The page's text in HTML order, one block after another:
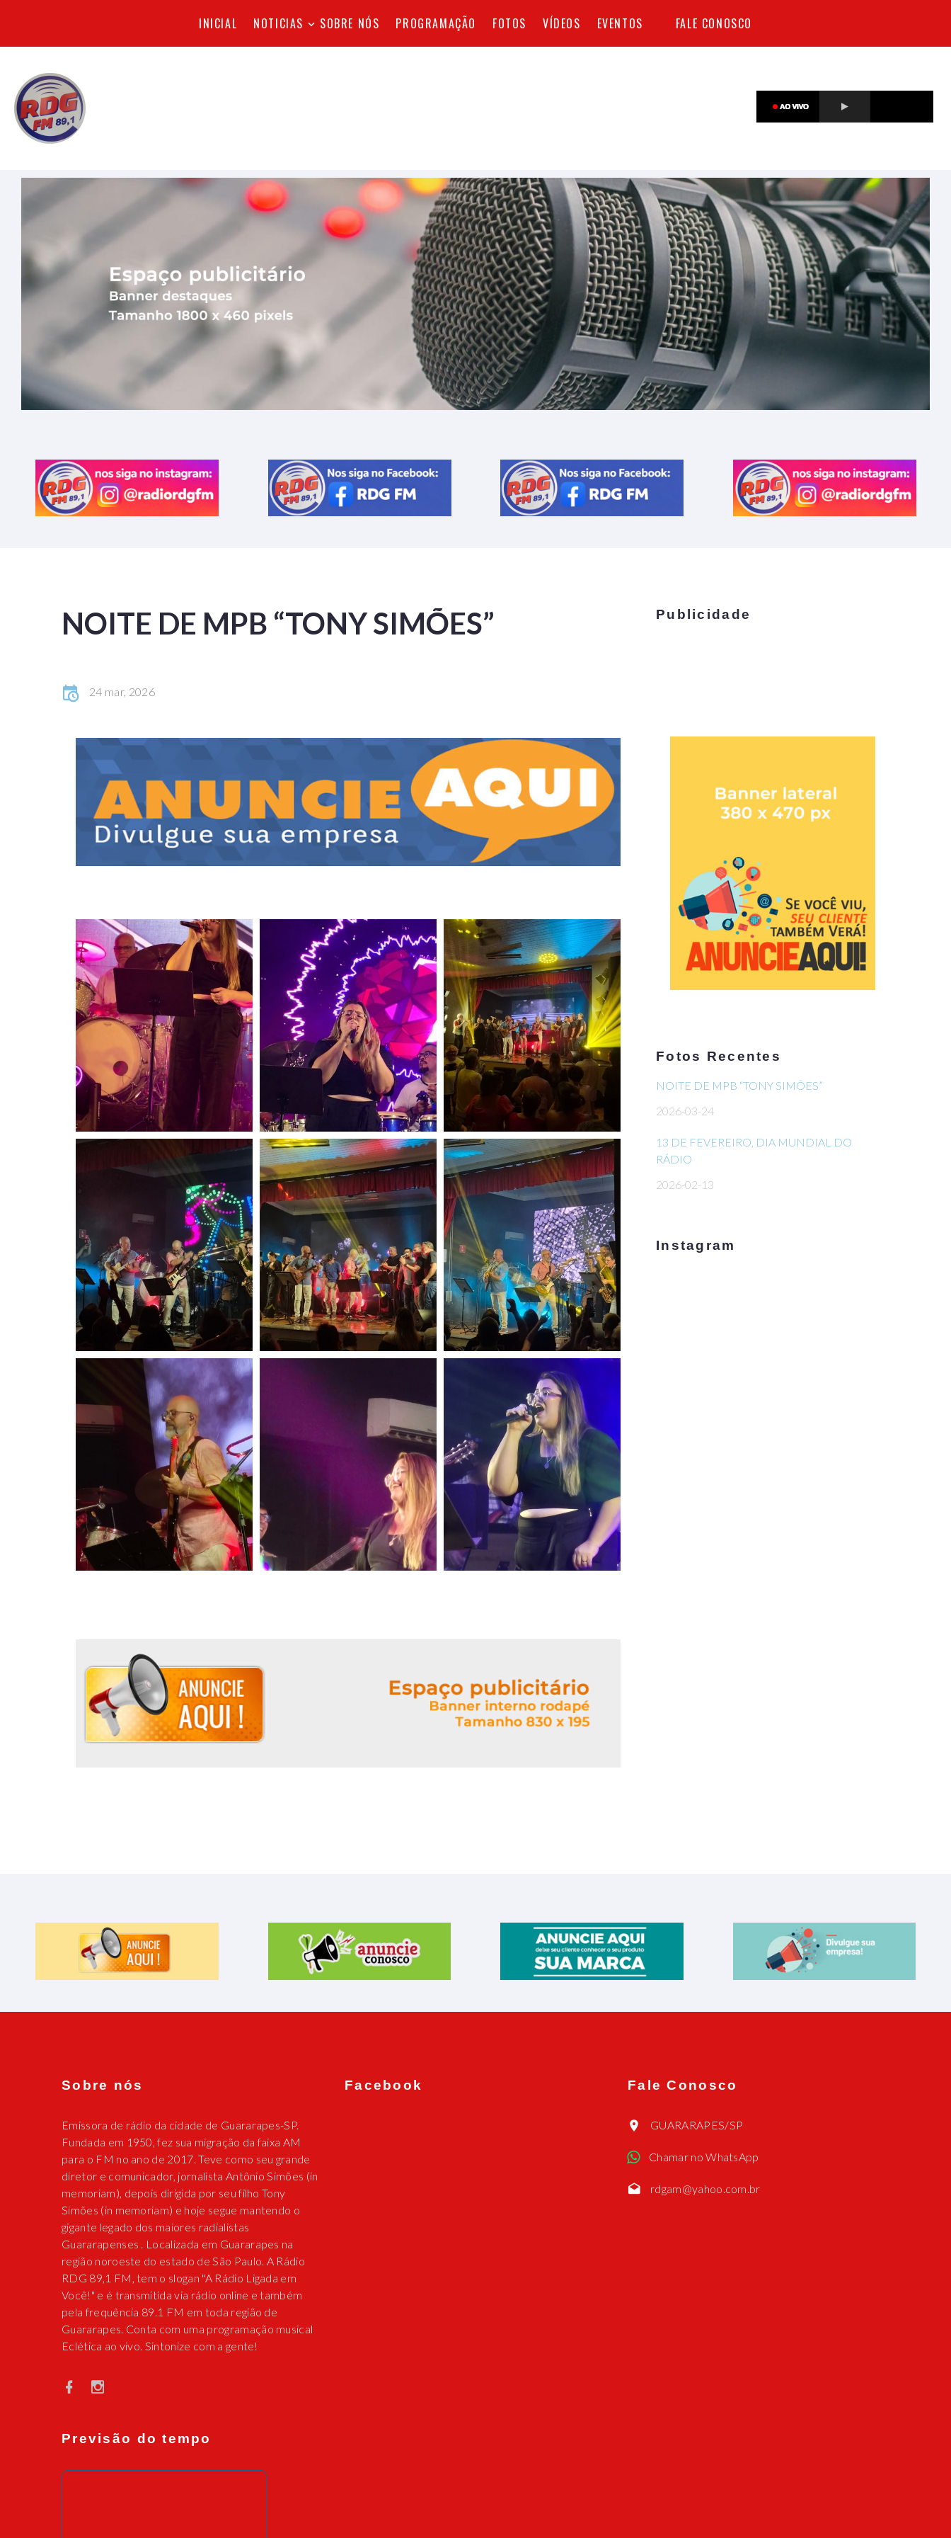
INICIAL NOTICIAS SOBRE NÓS PROGRAMAÇÃO FOTOS VÍDEOS EVENTOS FALE CONOSCO
NOITE DE MPB “TONY SIMÕES”
24 mar, 2026
Publicidade
Fotos Recentes
NOITE DE MPB “TONY SIMÕES”
2026-03-24
13 DE FEVEREIRO, DIA MUNDIAL DO
RÁDIO
2026-02-13
Instagram
Sobre nós
Emissora de rádio da cidade de Guararapes-SP.
Fundada em 1950, fez sua migração da faixa AM
para o FM no ano de 2017. Teve como seu grande
diretor e comunicador, jornalista Antônio Simões (in
memoriam), depois dirigida por seu filho Tony
Simões (in memoriam) e hoje segue mantendo o
gigante legado dos maiores radialistas
Guararapenses . Localizada em Guararapes na
região noroeste do estado de São Paulo. A Rádio
RDG 89,1 FM, tem o slogan "A Rádio Ligada em
Você!" e é transmitida via rádio online e também
pela frequência 89.1 FM em toda região de
Guararapes. Conta com uma programação musical
Eclética ao vivo. Sintonize com a gente!
Previsão do tempo
Facebook Fale Conosco
GUARARAPES/SP
Chamar no WhatsApp
rdgam@yahoo.com.br